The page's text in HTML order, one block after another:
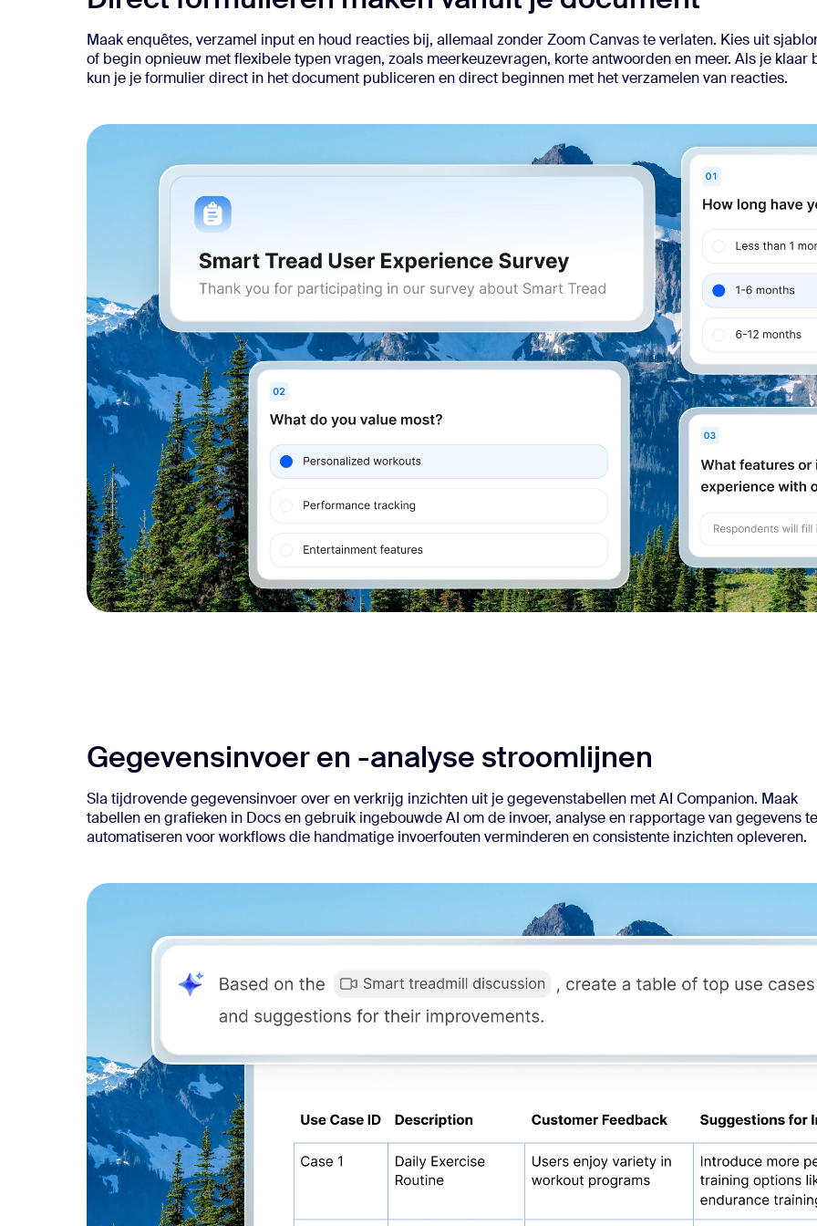
Maak enquêtes, verzamel input en houd reacties bij, allemaal zonder Zoom Canvas te verlaten. Kies uit
of begin opnieuw met flexibele typen vragen, zoals meerkeuzevragen, korte antwoorden en meer. Als je klaar
kun je je formulier direct in het document publiceren en direct beginnen met het verzamelen van reacties.
Gegevensinvoer en -analyse stroomlijnen
Sla tijdrovende gegevensinvoer over en verkrijg inzichten uit je gegevenstabellen met AI Companion. Maak
tabellen en grafieken in Docs en gebruik ingebouwde AI om de invoer, analyse en rapportage van gegevens te
automatiseren voor workflows die handmatige invoerfouten verminderen en consistente inzichten opleveren.